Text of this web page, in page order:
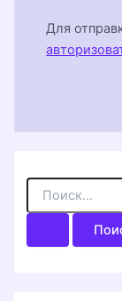
Для
П
и